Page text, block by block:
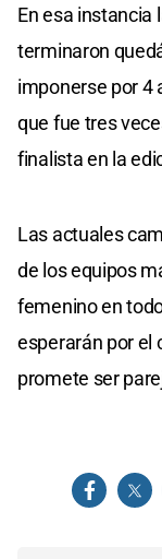
En esa instancia
terminaron
imponerse por 4
que fue tres
finalista en la
Las actuales
de los equipos
femenino en
esperarán por el
promete ser